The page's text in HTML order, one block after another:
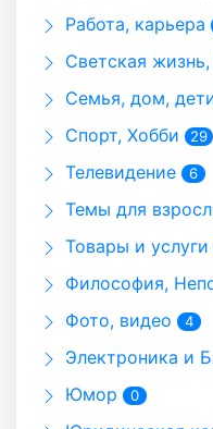
Работа, карьера
Светская
Семья, дом,
Спорт, Хобби 29
Телевидение 6
Темы для
Товары и услуги
Философия,
Фото, видео 4
Электроника и
Юмор 0